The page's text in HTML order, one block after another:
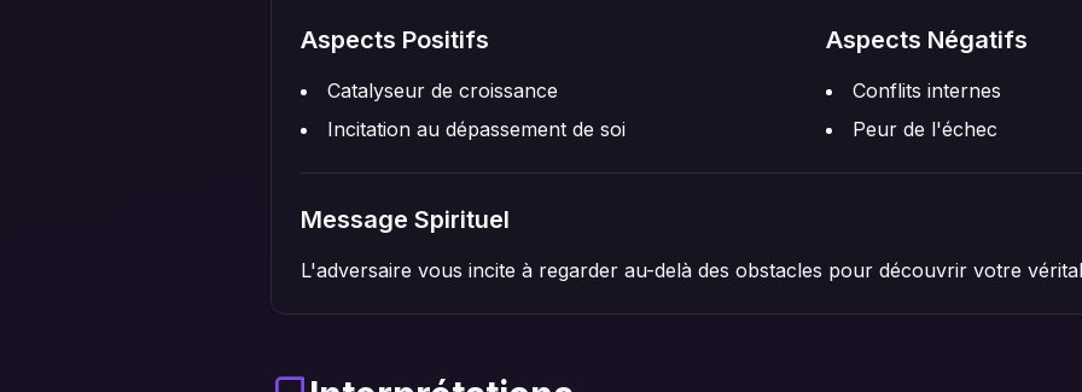
Aspects Positifs
Catalyseur de croissance
Incitation au dépassement de soi
Aspects Négatifs
Conflits internes
Peur de l'échec
Message Spirituel
L'adversaire vous incite à regarder au-delà des obstacles pour découvrir votre